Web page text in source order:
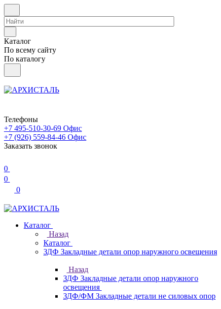
Каталог
По всему сайту
По каталогу
Телефоны
+7 495-510-30-69 Офис
+7 (926) 559-84-46 Офис
Заказать звонок
0
0
0
Каталог
Назад
Каталог
ЗДФ Закладные детали опор наружного освещения
Назад
ЗДФ Закладные детали опор наружного
освещения
ЗДФ/ФМ Закладные детали не силовых опор